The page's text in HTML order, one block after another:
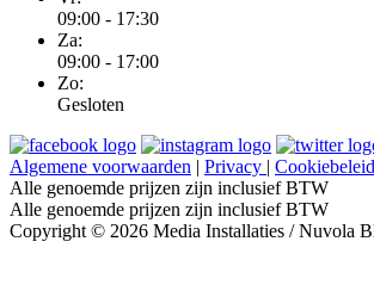
09:00 - 17:30
Za:
09:00 - 17:00
Zo:
Gesloten
Algemene voorwaarden | Privacy | Cookiebeleid
Alle genoemde prijzen zijn inclusief BTW
Alle genoemde prijzen zijn inclusief BTW
Copyright © 2026 Media Installaties / Nuvola